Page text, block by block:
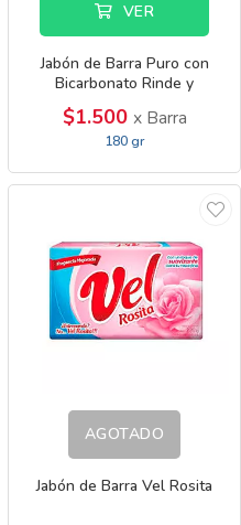
VER
Jabón de Barra Puro con
Bicarbonato Rinde y
Despercude Mas
$1.500 x Barra
180 gr
AGOTADO
Jabón de Barra Vel Rosita